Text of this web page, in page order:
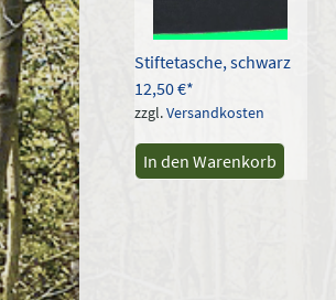
Stiftetasche, schwarz
12,50€
zzgl.Versandkosten
In den Warenkorb